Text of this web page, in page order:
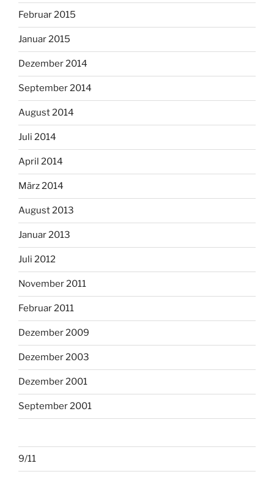
Februar 2015
Januar 2015
Dezember 2014
September 2014
August 2014
Juli 2014
April 2014
März 2014
August 2013
Januar 2013
Juli 2012
November 2011
Februar 2011
Dezember 2009
Dezember 2003
Dezember 2001
September 2001
9/11